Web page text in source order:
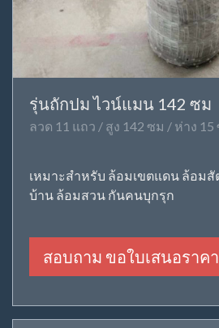
รุ่นถักปม ไวน์แมน 142 ซม
ลวด 11 แถว / สูง 142 ซม / ห่าง 15
เหมาะสำหรับ ล้อมเขตแดน ล้อม
บ้าน ล้อมสวน กันคนบุกรุก
สอบถาม ขอใบเสนอราคา